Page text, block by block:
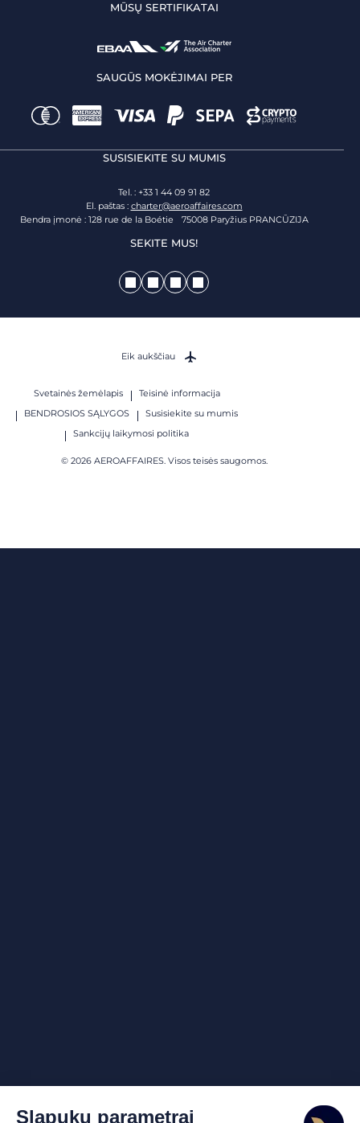
MŪSŲ SERTIFIKATAI
SAUGŪS MOKĖJIMAI PER
SUSISIEKITE SU MUMIS
Tel. : +33 1 44 09 91 82
El. paštas : charter@aeroaffaires.com
Bendra įmonė : 128 rue de la Boétie 75008 Paryžius PRANCŪZIJA
SEKITE MUS!
Svetainės žemėlapis
Teisinė informacija
BENDROSIOS SĄLYGOS
Susisiekite su mumis
Sankcijų laikymosi politika
© 2026 AEROAFFAIRES. Visos teisės saugomos.
Eik aukščiau